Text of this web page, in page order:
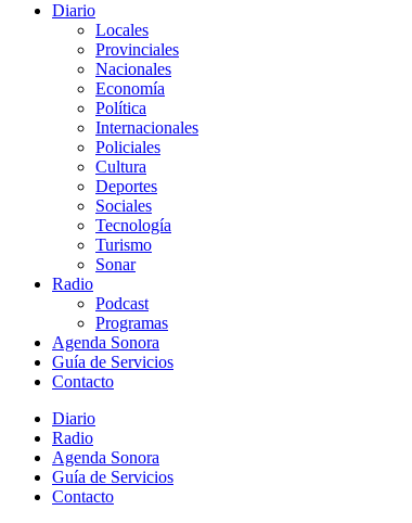
Diario
Locales
Provinciales
Nacionales
Economía
Política
Internacionales
Policiales
Cultura
Deportes
Sociales
Tecnología
Turismo
Sonar
Radio
Podcast
Programas
Agenda Sonora
Guía de Servicios
Contacto
Diario
Radio
Agenda Sonora
Guía de Servicios
Contacto